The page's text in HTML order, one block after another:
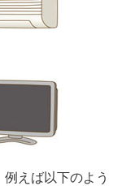
例えば以下のよう